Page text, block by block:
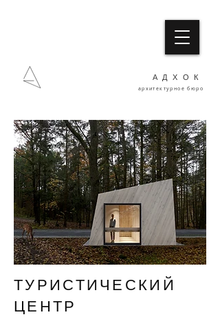
АДХОК
архитектурное бюро
ТУРИСТИЧЕСКИЙ
ЦЕНТР